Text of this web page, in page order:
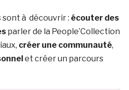
sont à découvrir : écouter des
parler de la People’Collection
créer une communauté,
et créer un parcours